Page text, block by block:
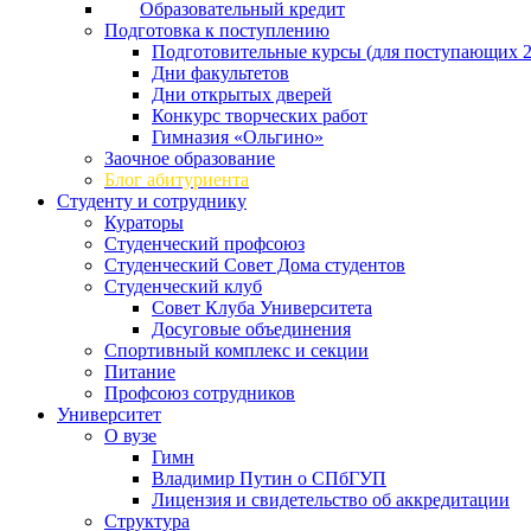
Образовательный кредит
Подготовка к поступлению
Подготовительные курсы (для поступающих
Дни факультетов
Дни открытых дверей
Конкурс творческих работ
Гимназия «Ольгино»
Заочное образование
Блог абитуриента
Студенту и сотруднику
Кураторы
Студенческий профсоюз
Студенческий Совет Дома студентов
Студенческий клуб
Совет Клуба Университета
Досуговые объединения
Спортивный комплекс и секции
Питание
Профсоюз сотрудников
Университет
О вузе
Гимн
Владимир Путин о СПбГУП
Лицензия и свидетельство об аккредитации
Структура